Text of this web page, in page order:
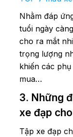
Nhằm đáp
tuổi ngày
cho ra mắt
trọng lượng
khiến các
mua…
3. Những
xe đạp
Tập xe đạp